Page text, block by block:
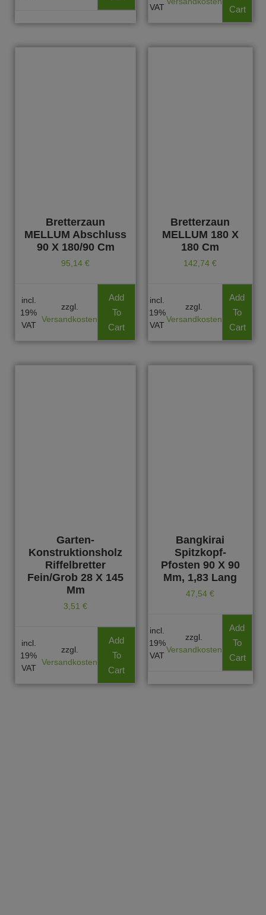
VAT
Cart
Bretterzaun
MELLUM Abschluss
90 X 180/90 Cm
95,14 €
incl.
19%
VAT
zzgl.
Versandkosten
Add
To
Cart
Bretterzaun
MELLUM 180 X
180 Cm
142,74€
incl.
19%
VAT
zzgl.
Versandkosten
Add
To
Cart
Garten-
Konstruktionsholz
Riffelbretter
Fein/grob 28 X 145
Mm
3,51 €
incl.
19%
VAT
zzgl.
Versandkosten
Add
To
Cart
Bangkirai
Spitzkopf-
Pfosten 90 X 90
Mm, 1,83 Lang
47,54€
incl.
19%
VAT
zzgl.
Versandkosten
Add
To
Cart